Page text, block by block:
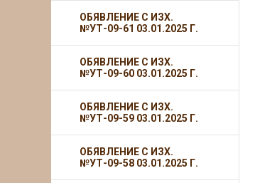
ОБЯВЛЕНИЕ С ИЗХ.
№УТ-09-61 03.01.2025 Г.
ОБЯВЛЕНИЕ С ИЗХ.
№УТ-09-60 03.01.2025 Г.
ОБЯВЛЕНИЕ С ИЗХ.
№УТ-09-59 03.01.2025 Г.
ОБЯВЛЕНИЕ С ИЗХ.
№УТ-09-58 03.01.2025 Г.